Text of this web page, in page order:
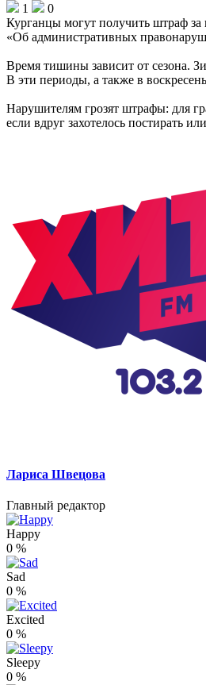
1
0
Курганцы могут получить штраф
«Об административных
Время тишины зависит от сезона.
В эти периоды, а также в
Нарушителям грозят штрафы: для
если вдруг захотелось постирать
Лариса Швецова
Главный редактор
Happy
0 %
Sad
0 %
Excited
0 %
Sleepy
0 %